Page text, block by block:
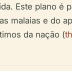
Este plano é
malaias e do
da nação (